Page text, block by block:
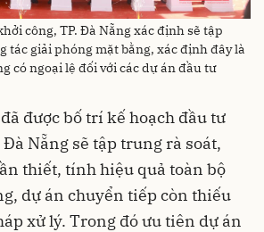
công, TP. Đà Nẵng xác định sẽ tập
tác giải phóng mặt bằng, xác định đây là
có ngoại lệ đối với các dự án đầu tư
được bố trí kế hoạch đầu tư
Nẵng sẽ tập trung rà soát,
thiết, tính hiệu quả toàn bộ
dự án chuyển tiếp còn thiếu
xử lý. Trong đó ưu tiên dự án